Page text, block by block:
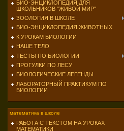
БИО-ЭНЦИКЛОПЕДИЯ ДЛЯ
ШКОЛЬНИКОВ "ЖИВОЙ МИР"
ЗООЛОГИЯ В ШКОЛЕ
БИО-ЭНЦИКЛОПЕДИЯ ЖИВОТНЫХ
К УРОКАМ БИОЛОГИИ
НАШЕ ТЕЛО
ТЕСТЫ ПО БИОЛОГИИ
ПРОГУЛКИ ПО ЛЕСУ
БИОЛОГИЧЕСКИЕ ЛЕГЕНДЫ
ЛАБОРАТОРНЫЙ ПРАКТИКУМ ПО
БИОЛОГИИ
математика в школе
РАБОТА С ТЕКСТОМ НА УРОКАХ
МАТЕМАТИКИ